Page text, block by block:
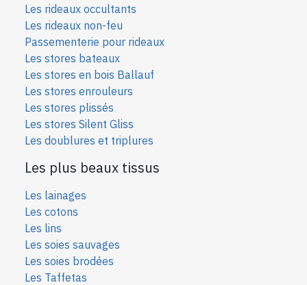
Les rideaux occultants
Les rideaux non-feu
Passementerie pour rideaux
Les stores bateaux
Les stores en bois Ballauf
Les stores enrouleurs
Les stores plissés
Les stores Silent Gliss
Les doublures et triplures
Les plus beaux tissus
Les lainages
Les cotons
Les lins
Les soies sauvages
Les soies brodées
Les Taffetas